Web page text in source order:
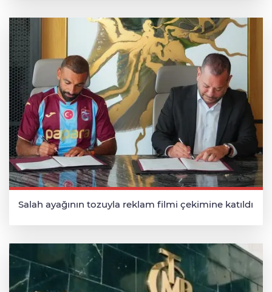
Salah ayağının tozuyla reklam filmi çekimine katıldı